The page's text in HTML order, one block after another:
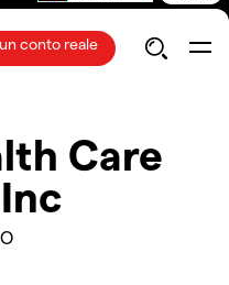
conto reale
Care